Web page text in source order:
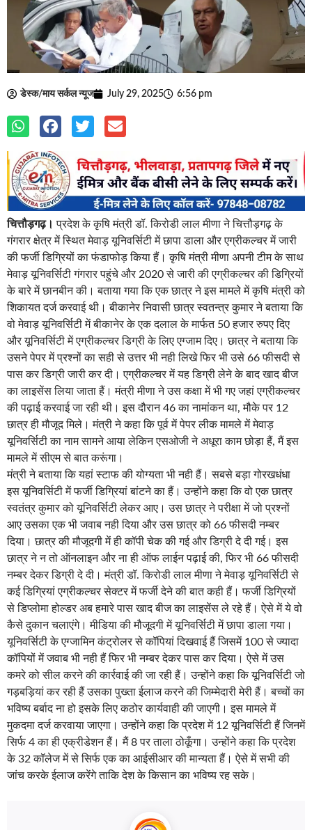
डेस्क/माय सर्कल न्यूज July 29, 2025 6:56 pm
चित्तौड़गढ़। प्रदेश के कृषि मंत्री डॉ. किरोडी लाल मीणा ने चित्तौड़गढ़ के
गंगरार क्षेत्र में स्थित मेवाड़ यूनिवर्सिटी में छापा डाला और एग्रीकल्चर में जारी
की फर्जी डिग्रियों का फंडाफोड़ किया हैं। कृषि मंत्री मीणा अपनी टीम के साथ
मेवाड़ यूनिवर्सिटी गंगरार पहुंचे और 2020 से जारी की एग्रीकल्चर की डिग्रियों
के बारे में छानबीन की। बताया गया कि एक छात्र ने इस मामले में कृषि मंत्री को
शिकायत दर्ज करवाई थी। बीकानेर निवासी छात्र स्वतन्त्र कुमार ने बताया कि
वो मेवाड़ यूनिवर्सिटी में बीकानेर के एक दलाल के मार्फत 50 हजार रुपए दिए
और यूनिवर्सिटी में एग्रीकल्चर डिग्री के लिए एग्जाम दिए। छात्र ने बताया कि
उसने पेपर में प्रश्नों का सही से उत्तर भी नही लिखे फिर भी उसे 66 फीसदी से
पास कर डिग्री जारी कर दी। एग्रीकल्चर में यह डिग्री लेने के बाद खाद बीज
का लाइसेंस लिया जाता हैं। मंत्री मीणा ने उस कक्षा में भी गए जहां एग्रीकल्चर
की पढ़ाई करवाई जा रही थी। इस दौरान 46 का नामांकन था, मौके पर 12
छात्र ही मौजूद मिले। मंत्री ने कहा कि पूर्व में पेपर लीक मामले में मेवाड़
यूनिवर्सिटी का नाम सामने आया लेकिन एसओजी ने अधूरा काम छोड़ा हैं, मैं इस
मामले में सीएम से बात करूंगा।
मंत्री ने बताया कि यहां स्टाफ की योग्यता भी नही हैं। सबसे बड़ा गोरखधंधा
इस यूनिवर्सिटी में फर्जी डिग्रियां बांटने का हैं। उन्होंने कहा कि वो एक छात्र
स्वतंत्र कुमार को यूनिवर्सिटी लेकर आए। उस छात्र ने परीक्षा में जो प्रश्नों
आए उसका एक भी जवाब नही दिया और उस छात्र को 66 फीसदी नम्बर
दिया। छात्र की मौजूदगी में ही कॉपी चेक की गई और डिग्री दे दी गई। इस
छात्र ने न तो ऑनलाइन और ना ही ऑफ लाईन पढ़ाई की, फिर भी 66 फीसदी
नम्बर देकर डिग्री दे दी। मंत्री डॉ. किरोडी लाल मीणा ने मेवाड़ यूनिवर्सिटी से
कई डिग्रियां एग्रीकल्चर सेक्टर में फर्जी देने की बात कही हैं। फर्जी डिग्रियों
से डिप्लोमा होल्डर अब हमारे पास खाद बीज का लाइसेंस ले रहे हैं। ऐसे में ये वो
कैसे दुकान चलाएंगे। मीडिया की मौजूदगी में यूनिवर्सिटी में छापा डाला गया।
यूनिवर्सिटी के एग्जामिन कंट्रोलर से कॉपियां दिखवाई हैं जिसमें 100 से ज्यादा
कॉपियों में जवाब भी नही हैं फिर भी नम्बर देकर पास कर दिया। ऐसे में उस
कमरे को सील करने की कार्रवाई की जा रही हैं। उन्होंने कहा कि यूनिवर्सिटी जो
गड़बड़ियां कर रही हैं उसका पुख्ता ईलाज करने की जिम्मेदारी मेरी हैं। बच्चों का
भविष्य बर्बाद ना हो इसके लिए कठोर कार्यवाही की जाएगी। इस मामले में
मुकदमा दर्ज करवाया जाएगा। उन्होंने कहा कि प्रदेश में 12 यूनिवर्सिटी हैं जिनमें
सिर्फ 4 का ही एक्रीडेशन हैं। मैं 8 पर ताला ठोकूँगा। उन्होंने कहा कि प्रदेश
के 32 कॉलेज में से सिर्फ एक का आईसीआर की मान्यता हैं। ऐसे में सभी की
जांच करके ईलाज करेंगे ताकि देश के किसान का भविष्य रह सके।